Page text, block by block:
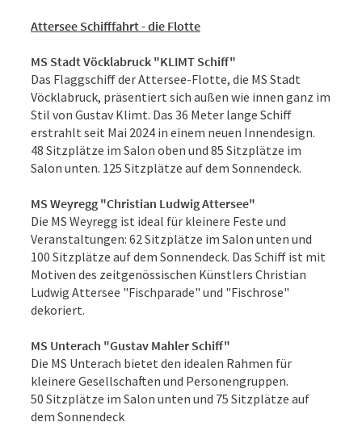
Attersee Schifffahrt - die Flotte
MS Stadt Vöcklabruck "KLIMT Schiff"
Das Flaggschiff der Attersee-Flotte, die MS Stadt
Vöcklabruck, präsentiert sich außen wie innen ganz im
Stil von Gustav Klimt. Das 36 Meter lange Schiff
erstrahlt seit Mai 2024 in einem neuen Innendesign.
48 Sitzplätze im Salon oben und 85 Sitzplätze im
Salon unten. 125 Sitzplätze auf dem Sonnendeck.
MS Weyregg "Christian Ludwig Attersee"
Die MS Weyregg ist ideal für kleinere Feste und
Veranstaltungen: 62 Sitzplätze im Salon unten und
100 Sitzplätze auf dem Sonnendeck. Das Schiff ist mit
Motiven des zeitgenössischen Künstlers Christian
Ludwig Attersee "Fischparade" und "Fischrose"
dekoriert.
MS Unterach "Gustav Mahler Schiff"
Die MS Unterach bietet den idealen Rahmen für
kleinere Gesellschaften und Personengruppen.
50 Sitzplätze im Salon unten und 75 Sitzplätze auf
dem Sonnendeck